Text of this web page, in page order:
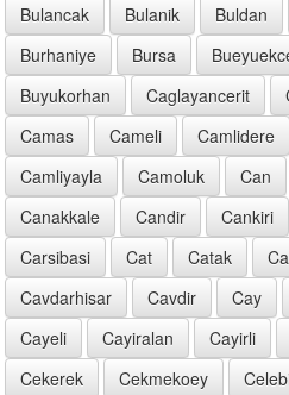
Bulancak
Bulanik Buldan
Burhaniye
Bursa
Buyukorhan
Caglayancerit
Camas
Cameli Camlidere
Camliyayla
Camoluk Can
Canakkale
Candir Cankiri
Carsibasi
Cat Catak
Cavdarhisar
Cavdir Cay
Cayeli
Cayiralan Cayirli
Cekerek
Cekmekoey